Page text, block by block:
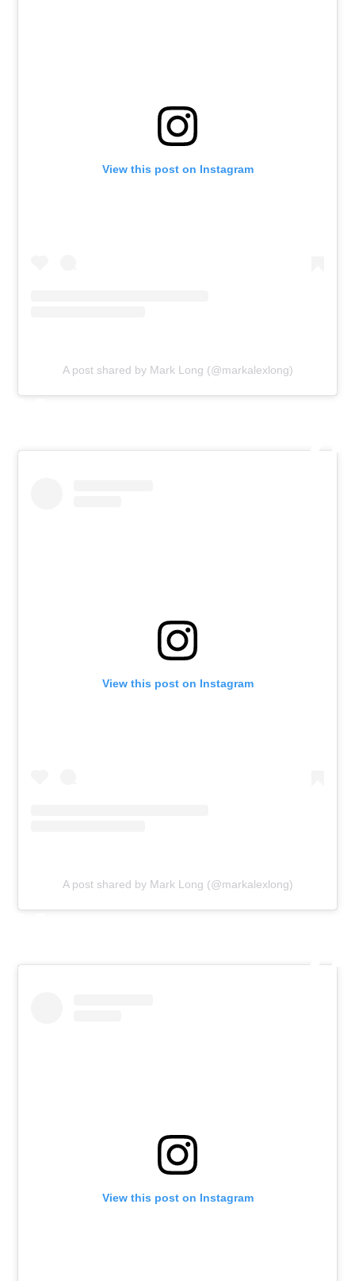
View this post on Instagram
A post shared by Mark Long (@markalexlong)
View this post on Instagram
A post shared by Mark Long (@markalexlong)
View this post on Instagram